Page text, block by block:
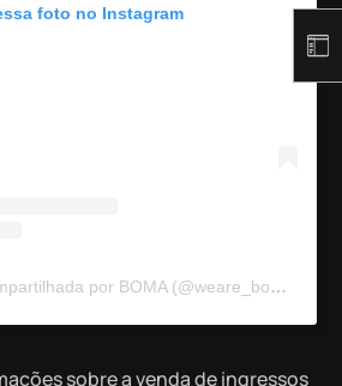
foto no Instagram
Uma publicação compartilhada por BOMA (@weare_boma)
sobre a venda de ingressos